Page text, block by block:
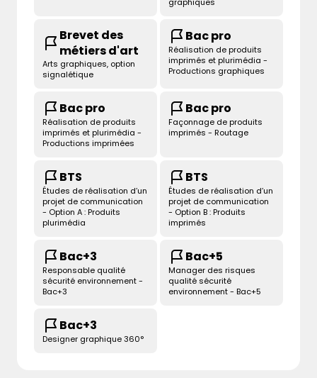
Brevet des
métiers d'art
Arts graphiques, option
signalétique
Bac pro
Réalisation de produits
imprimés et plurimédia -
Productions graphiques
Bac pro
Réalisation de produits
imprimés et plurimédia -
Productions imprimées
Bac pro
Façonnage de produits
imprimés - Routage
BTS
Études de réalisation d’un
projet de communication
- Option A : Produits
plurimédia
BTS
Études de réalisation d’un
projet de communication
- Option B : Produits
imprimés
Bac+3
Responsable qualité
sécurité environnement -
Bac+3
Bac+5
Manager des risques
qualité sécurité
environnement - Bac+5
Bac+3
Designer graphique 360°